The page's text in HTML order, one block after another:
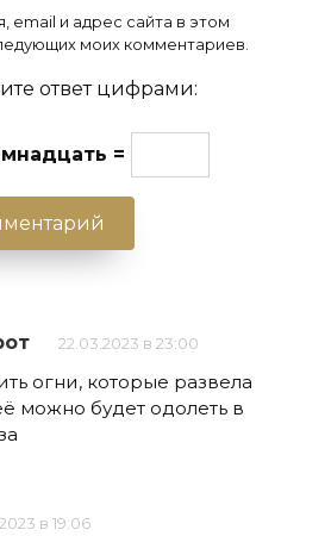
email и адрес сайта в этом
моих комментариев.
ответ цифрами:
=
22.03.2023 в 23:00
огни, которые развела
можно будет одолеть в
в 19:06